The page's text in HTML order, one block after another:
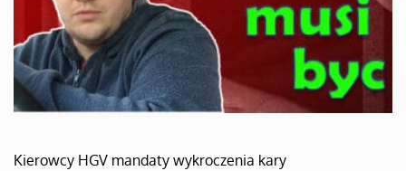
Kierowcy HGV mandaty wykroczenia kary